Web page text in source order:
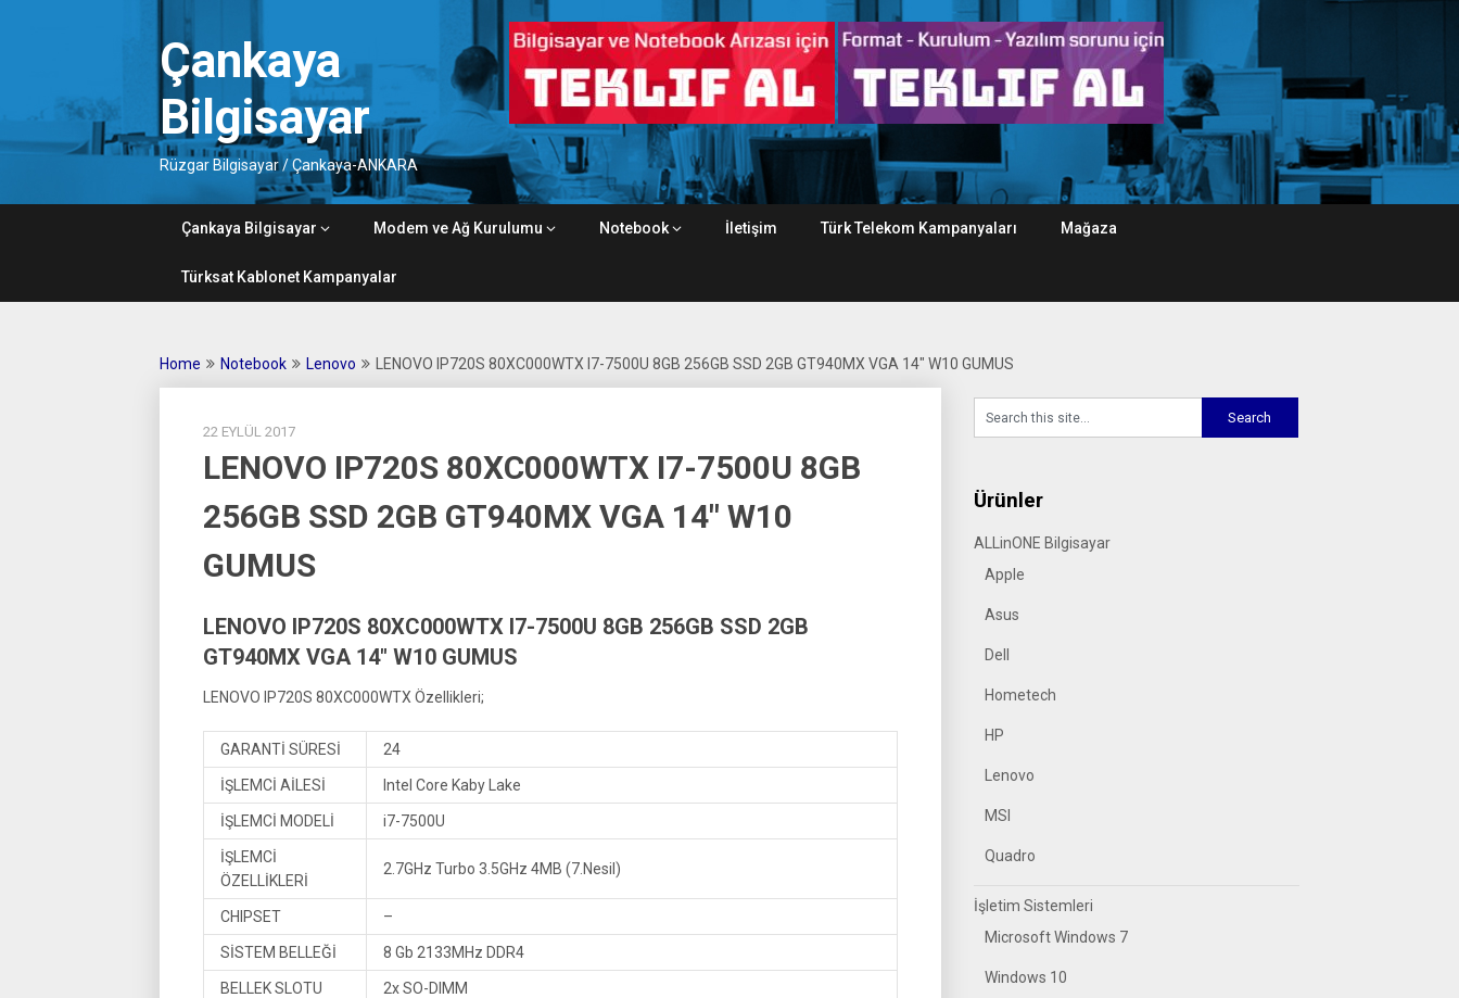
Çankaya
Bilgisayar
Rüzgar Bilgisayar / Çankaya-ANKARA
Çankaya Bilgisayar Modem ve Ağ Kurulumu Notebook İletişim Türk Telekom Kampanyaları Mağaza
Türksat Kablonet Kampanyalar
Home Notebook Lenovo LENOVO IP720S 80XC000WTX I7-7500U 8GB 256GB SSD 2GB GT940MX VGA 14″ W10 GUMUS
22 EYLÜL 2017
LENOVO IP720S 80XC000WTX I7-7500U 8GB
256GB SSD 2GB GT940MX VGA 14″ W10
GUMUS
LENOVO IP720S 80XC000WTX I7-7500U 8GB 256GB SSD 2GB
GT940MX VGA 14″ W10 GUMUS
LENOVO IP720S 80XC000WTX Özellikleri;
GARANTİ SÜRESİ 24
İŞLEMCİ AİLESİ Intel Core Kaby Lake
İŞLEMCİ MODELİ i7-7500U
İŞLEMCİ
ÖZELLİKLERİ
2.7GHz Turbo 3.5GHz 4MB (7.Nesil)
CHIPSET –
SİSTEM BELLEĞİ 8 Gb 2133MHz DDR4
BELLEK SLOTU 2x SO-DIMM
Ürünler
ALLinONE Bilgisayar
Apple
Asus
Dell
Hometech
HP
Lenovo
MSI
Quadro
İşletim Sistemleri
Microsoft Windows 7
Windows 10